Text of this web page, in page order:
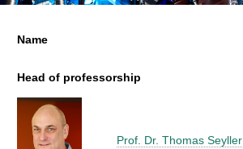
e
Name
Head of professorship
Prof. Dr. Thomas Seyller